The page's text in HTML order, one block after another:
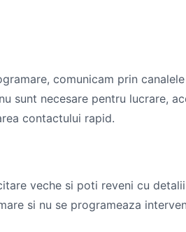
comunicam prin
sunt necesare pentru lucrare,
contactului rapid.
veche si poti reveni cu
si nu se programeaza